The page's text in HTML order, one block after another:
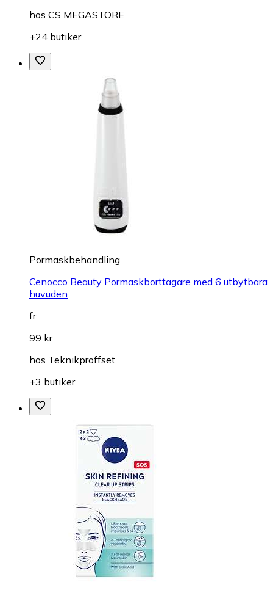
hos CS MEGASTORE
+24 butiker
Pormaskbehandling
Cenocco Beauty Pormaskborttagare med 6 utbytbara
huvuden
fr.
99 kr
hos Teknikproffset
+3 butiker